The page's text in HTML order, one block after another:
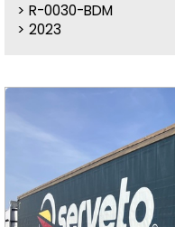
R-0030-BDM
2023